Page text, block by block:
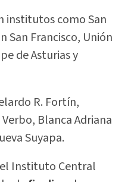
institutos como San
San Francisco, Unión
de Asturias y
R. Fortín,
Blanca Adriana
Suyapa.
Instituto Central